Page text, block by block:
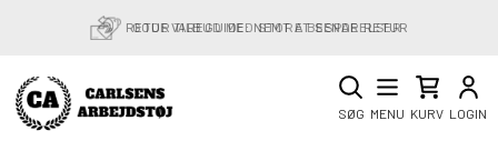
RETURVAREGUIDE: NEMT AT SENDE RETUR
SØG MENU KURV LOGIN